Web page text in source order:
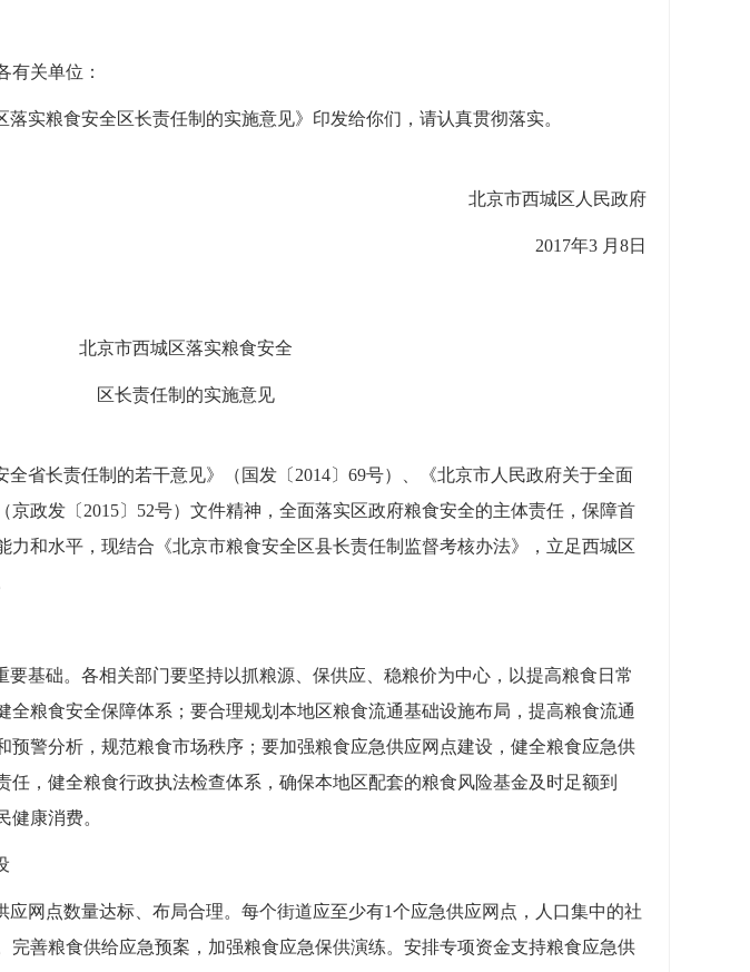
有关单位：
实粮食安全区长责任制的实施意见》印发给你们，请认真贯彻落实。
北京市西城区人民政府
2017年3 月8日
北京市西城区落实粮食安全
区长责任制的实施意见
省长责任制的若干意见》（国发〔2014〕69号）、《北京市人民政府关于全面
政发〔2015〕52号）文件精神，全面落实区政府粮食安全的主体责任，保障首
力和水平，现结合《北京市粮食安全区县长责任制监督考核办法》，立足西城区
基础。各相关部门要坚持以抓粮源、保供应、稳粮价为中心，以提高粮食日常
全粮食安全保障体系；要合理规划本地区粮食流通基础设施布局，提高粮食流通
预警分析，规范粮食市场秩序；要加强粮食应急供应网点建设，健全粮食应急供
任，健全粮食行政执法检查体系，确保本地区配套的粮食风险基金及时足额到
康消费。
应网点数量达标、布局合理。每个街道应至少有1个应急供应网点，人口集中的社
完善粮食供给应急预案，加强粮食应急保供演练。安排专项资金支持粮食应急供